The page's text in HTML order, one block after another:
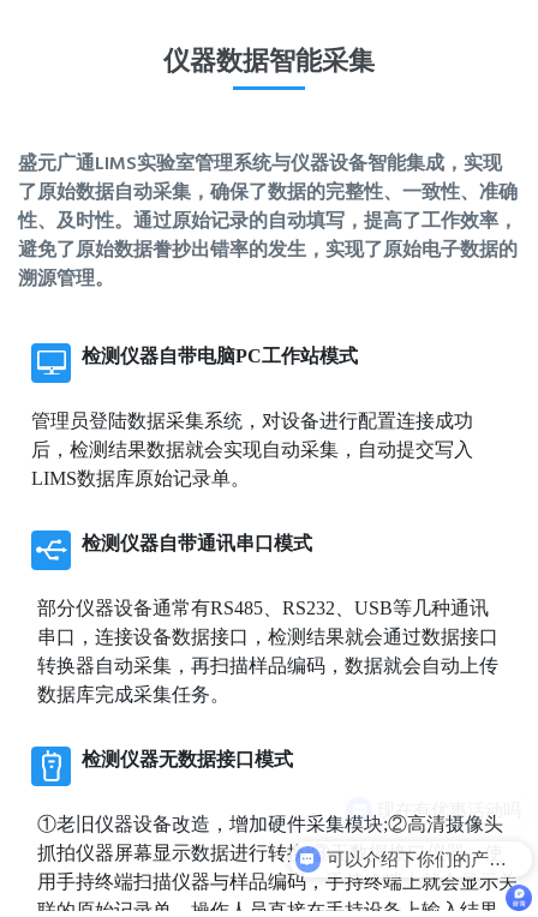
仪器数据智能采集
盛元广通LIMS实验室管理系统与仪器设备智能集成，实现
了原始数据自动采集，确保了数据的完整性、一致性、准确
性、及时性。通过原始记录的自动填写，提高了工作效率，
避免了原始数据誊抄出错率的发生，实现了原始电子数据的
溯源管理。
检测仪器自带电脑PC工作站模式
管理员登陆数据采集系统，对设备进行配置连接成功
后，检测结果数据就会实现自动采集，自动提交写入
LIMS数据库原始记录单。
检测仪器自带通讯串口模式
部分仪器设备通常有RS485、RS232、USB等几种通讯
串口，连接设备数据接口，检测结果就会通过数据接口
转换器自动采集，再扫描样品编码，数据就会自动上传
数据库完成采集任务。
检测仪器无数据接口模式
①老旧仪器设备改造，增加硬件采集模块;②高清摄像头
抓拍仪器屏幕显示数据进行转换;③无数据接口仪器，使
用手持终端扫描仪器与样品编码，手持终端上就会显示关
联的原始记录单，操作人员直接在手持设备上输入结果。
可以介绍下你们的产品么